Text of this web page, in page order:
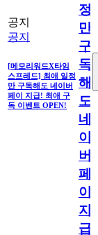
공지
공지
[메모리워드X타임
스프레드] 최애 일정
만 구독해도 네이버
페이 지급! 최애 구
독 이벤트 OPEN!
정
만
구
독
해
도
네
이
버
페
이
지
급!